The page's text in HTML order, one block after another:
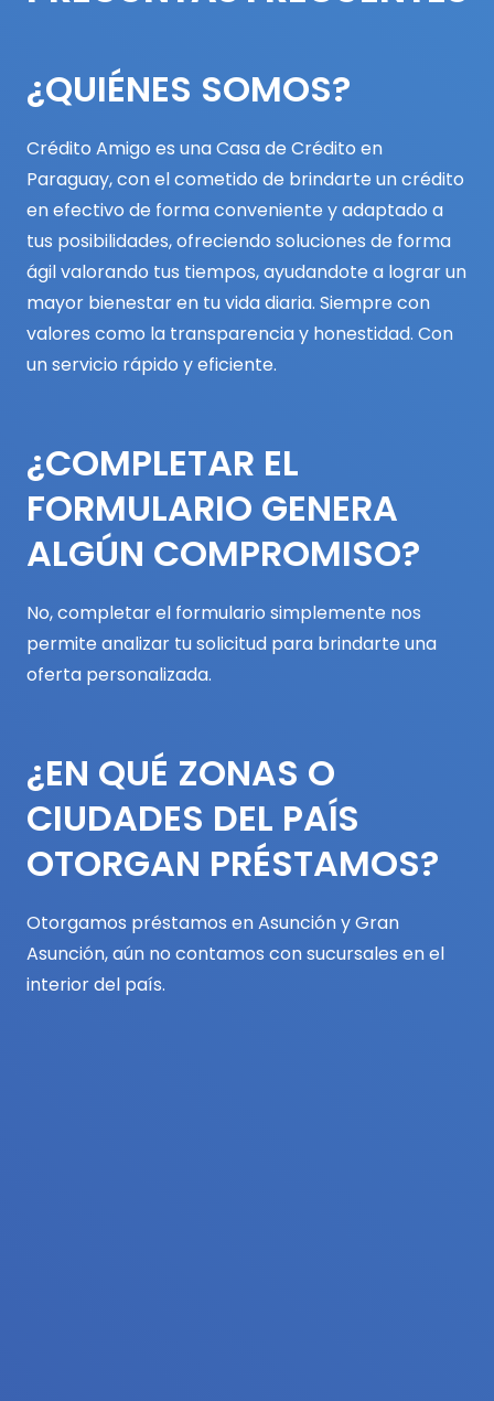
¿QUIÉNES SOMOS?
Crédito Amigo es una Casa de Crédito en
Paraguay, con el cometido de brindarte un crédito
en efectivo de forma conveniente y adaptado a
tus posibilidades, ofreciendo soluciones de forma
ágil valorando tus tiempos, ayudandote a lograr un
mayor bienestar en tu vida diaria. Siempre con
valores como la transparencia y honestidad. Con
un servicio rápido y eficiente.
¿COMPLETAR EL
FORMULARIO GENERA
ALGÚN COMPROMISO?
No, completar el formulario simplemente nos
permite analizar tu solicitud para brindarte una
oferta personalizada.
¿EN QUÉ ZONAS O
CIUDADES DEL PAÍS
OTORGAN PRÉSTAMOS?
Otorgamos préstamos en Asunción y Gran
Asunción, aún no contamos con sucursales en el
interior del país.